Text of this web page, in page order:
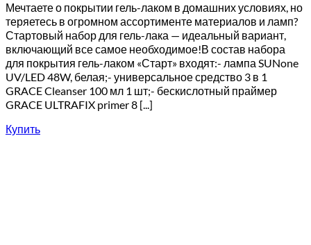
Мечтаете о покрытии гель-лаком в домашних условиях, но
теряетесь в огромном ассортименте материалов и ламп?
Стартовый набор для гель-лака — идеальный вариант,
включающий все самое необходимое!В состав набора
для покрытия гель-лаком «Старт» входят:- лампа SUNone
UV/LED 48W, белая;- универсальное средство 3 в 1
GRACE Cleanser 100 мл 1 шт;- бескислотный праймер
GRACE ULTRAFIX primer 8 [...]
Купить